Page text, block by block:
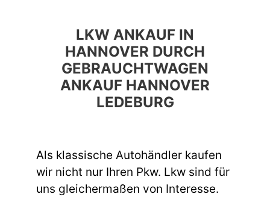
LKW ANKAUF IN
HANNOVER DURCH
GEBRAUCHTWAGEN
ANKAUF HANNOVER
LEDEBURG
Als klassische Autohändler kaufen
wir nicht nur Ihren Pkw. Lkw sind für
uns gleichermaßen von Interesse.